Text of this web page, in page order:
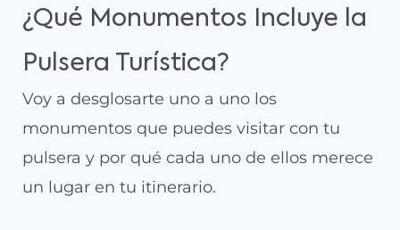
¿Qué Monumentos Incluye la
Pulsera Turística?
Voy a desglosarte uno a uno los
monumentos que puedes visitar con tu
pulsera y por qué cada uno de ellos merece
un lugar en tu itinerario.